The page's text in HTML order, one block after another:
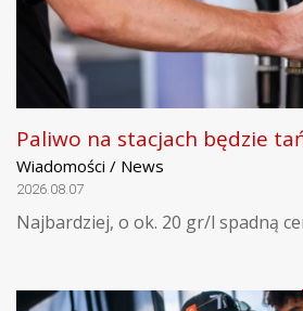
Paliwo na stacjach będzie
Wiadomości / News
2026.08.07
Najbardziej, o ok. 20 gr/l spadną